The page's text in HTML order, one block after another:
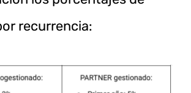
recurrencia: